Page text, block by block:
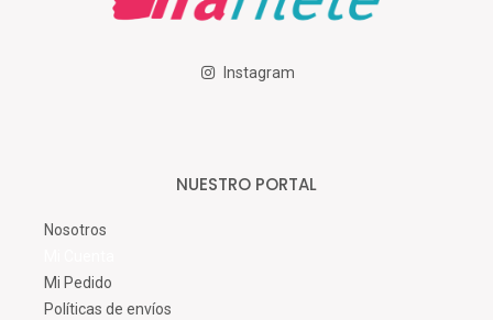
Instagram
NUESTRO PORTAL
Nosotros
Mi Pedido
Políticas de envíos